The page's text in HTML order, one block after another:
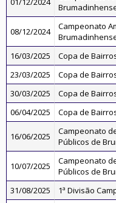
08/12/2024
Campeonato
16/03/2025 Copa de
23/03/2025
Copa de
30/03/2025
Copa de
06/04/2025
Copa de
16/06/2025
Campeonato
Públicos de
10/07/2025
Campeonato
Públicos de
31/08/2025
1ª Divisão